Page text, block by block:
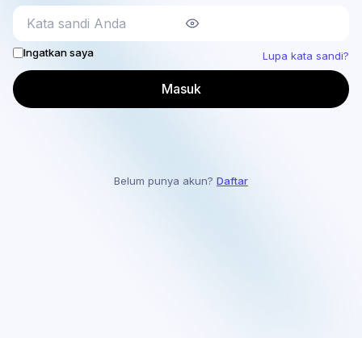
Ingatkan saya Lupa kata sandi?
Masuk
Belum punya akun? Daftar